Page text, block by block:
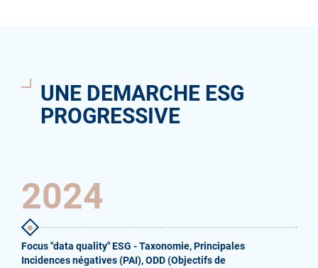
UNE DEMARCHE ESG
PROGRESSIVE
2024
Focus "data quality" ESG - Taxonomie, Principales
Incidences négatives (PAI), ODD (Objectifs de